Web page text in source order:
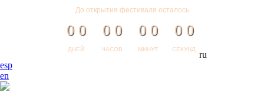
До открытия фестиваля осталось
ДНЕЙ
0 0
ЧАСОВ
0 0
МИНУТ
0 0
СЕКУНД
0 0
ru
esp
en